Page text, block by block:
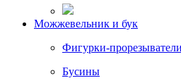
Можжевельник и бук
Фигурки-
Бусины